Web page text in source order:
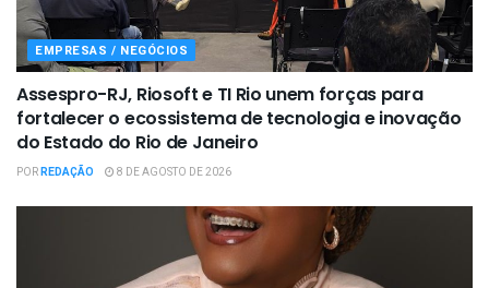
EMPRESAS / NEGÓCIOS
Assespro-RJ, Riosoft e TI Rio unem forças para
fortalecer o ecossistema de tecnologia e inovação
do Estado do Rio de Janeiro
PORREDAÇÃO 8 DE AGOSTO DE 2026